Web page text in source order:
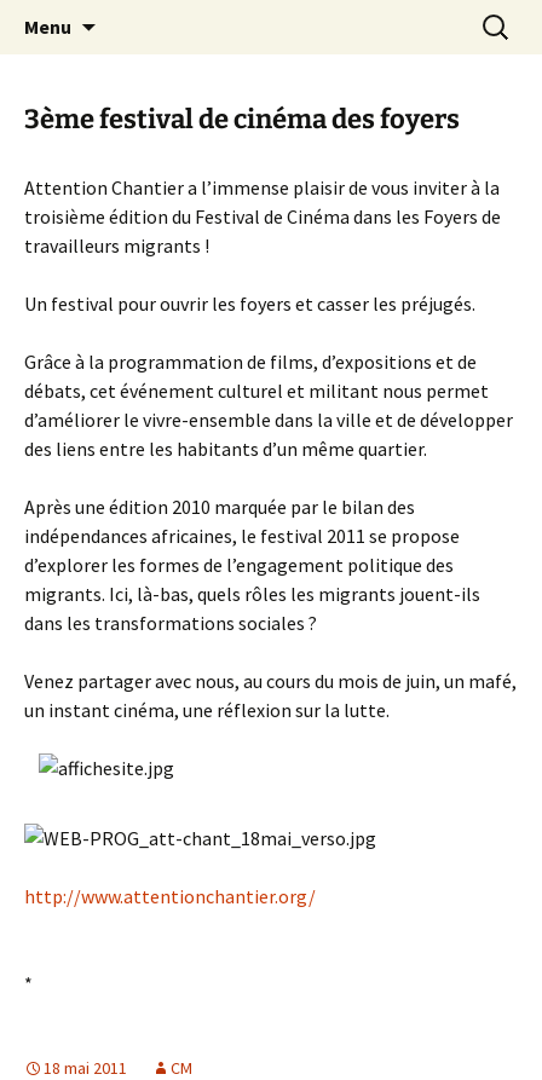
Canal Marches
Menu
3ème festival de cinéma des foyers
Attention Chantier a l’immense plaisir de vous inviter à la
troisième édition du Festival de Cinéma dans les Foyers de
travailleurs migrants !
Un festival pour ouvrir les foyers et casser les préjugés.
Grâce à la programmation de films, d’expositions et de
débats, cet événement culturel et militant nous permet
d’améliorer le vivre-ensemble dans la ville et de développer
des liens entre les habitants d’un même quartier.
Après une édition 2010 marquée par le bilan des
indépendances africaines, le festival 2011 se propose
d’explorer les formes de l’engagement politique des
migrants. Ici, là-bas, quels rôles les migrants jouent-ils
dans les transformations sociales ?
Venez partager avec nous, au cours du mois de juin, un mafé,
un instant cinéma, une réflexion sur la lutte.
http://www.attentionchantier.org/
*
18 mai 2011 CM